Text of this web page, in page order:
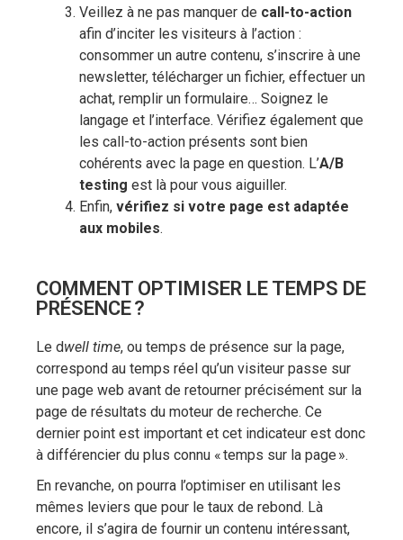
Veillez à ne pas manquer de call-to-action
afin d’inciter les visiteurs à l’action :
consommer un autre contenu, s’inscrire à une
newsletter, télécharger un fichier, effectuer un
achat, remplir un formulaire… Soignez le
langage et l’interface. Vérifiez également que
les call-to-action présents sont bien
cohérents avec la page en question. L’A/B
testing est là pour vous aiguiller.
Enfin, vérifiez si votre page est adaptée
aux mobiles.
COMMENT OPTIMISER LE TEMPS DE
PRÉSENCE ?
Le dwell time, ou temps de présence sur la page,
correspond au temps réel qu’un visiteur passe sur
une page web avant de retourner précisément sur la
page de résultats du moteur de recherche. Ce
dernier point est important et cet indicateur est donc
à différencier du plus connu « temps sur la page ».
En revanche, on pourra l’optimiser en utilisant les
mêmes leviers que pour le taux de rebond. Là
encore, il s’agira de fournir un contenu intéressant,